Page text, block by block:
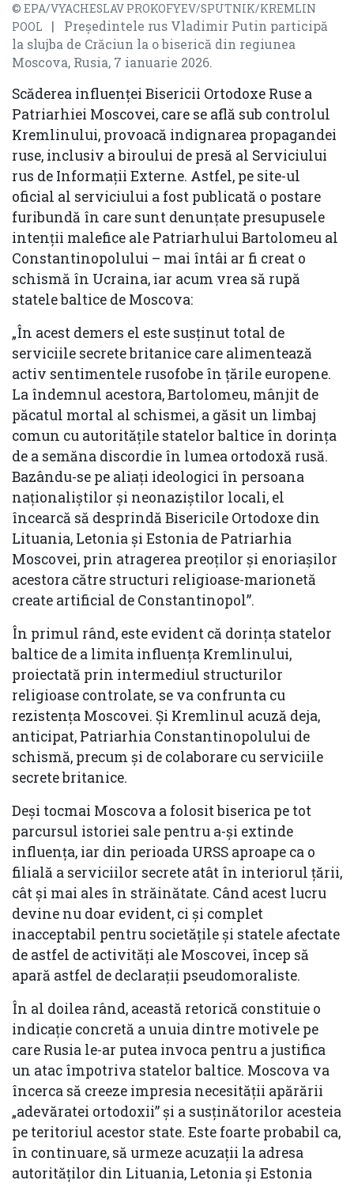
© EPA/VYACHESLAV PROKOFYEV/SPUTNIK/KREMLIN
POOL
| Președintele rus Vladimir Putin participă
la slujba de Crăciun la o biserică din regiunea
Moscova, Rusia, 7 ianuarie 2026.
Scăderea influenței Bisericii Ortodoxe Ruse a
Patriarhiei Moscovei, care se află sub controlul
Kremlinului, provoacă indignarea propagandei
ruse, inclusiv a biroului de presă al Serviciului
rus de Informații Externe. Astfel, pe site-ul
oficial al serviciului a fost publicată o postare
furibundă în care sunt denunțate presupusele
intenții malefice ale Patriarhului Bartolomeu al
Constantinopolului – mai întâi ar fi creat o
schismă în Ucraina, iar acum vrea să rupă
statele baltice de Moscova:
„În acest demers el este susținut total de
serviciile secrete britanice care alimentează
activ sentimentele rusofobe în țările europene.
La îndemnul acestora, Bartolomeu, mânjit de
păcatul mortal al schismei, a găsit un limbaj
comun cu autoritățile statelor baltice în dorința
de a semăna discordie în lumea ortodoxă rusă.
Bazându-se pe aliați ideologici în persoana
naționaliștilor și neonaziștilor locali, el
încearcă să desprindă Bisericile Ortodoxe din
Lituania, Letonia și Estonia de Patriarhia
Moscovei, prin atragerea preoților și enoriașilor
acestora către structuri religioase-marionetă
create artificial de Constantinopol”.
În primul rând, este evident că dorința statelor
baltice de a limita influența Kremlinului,
proiectată prin intermediul structurilor
religioase controlate, se va confrunta cu
rezistența Moscovei. Și Kremlinul acuză deja,
anticipat, Patriarhia Constantinopolului de
schismă, precum și de colaborare cu serviciile
secrete britanice.
Deși tocmai Moscova a folosit biserica pe tot
parcursul istoriei sale pentru a-și extinde
influența, iar din perioada URSS aproape ca o
filială a serviciilor secrete atât în interiorul țării,
cât și mai ales în străinătate. Când acest lucru
devine nu doar evident, ci și complet
inacceptabil pentru societățile și statele afectate
de astfel de activități ale Moscovei, încep să
apară astfel de declarații pseudomoraliste.
În al doilea rând, această retorică constituie o
indicație concretă a unuia dintre motivele pe
care Rusia le-ar putea invoca pentru a justifica
un atac împotriva statelor baltice. Moscova va
încerca să creeze impresia necesității apărării
„adevăratei ortodoxii” și a susținătorilor acesteia
pe teritoriul acestor state. Este foarte probabil ca,
în continuare, să urmeze acuzații la adresa
autorităților din Lituania, Letonia și Estonia